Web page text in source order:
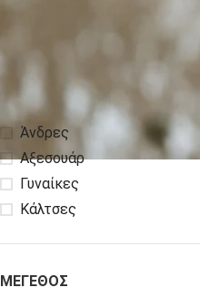
ΚΑΤΗΓΟΡΊΕΣ ΠΡΟΪΌΝΤΩΝ
Άνδρες
Αξεσουάρ
Γυναίκες
Κάλτσες
ΜΈΓΕΘΟΣ